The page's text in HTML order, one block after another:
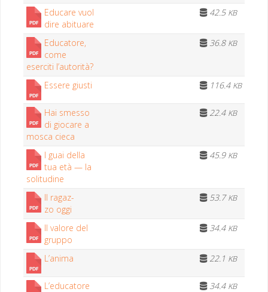
Edu­care vuol
dire abituare
42.5 KB
Edu­ca­tore,
come
eserci­ti l’autorità?
36.8 KB
Essere giusti 116.4 KB
Hai smes­so
di gio­care a
mosca cieca
22.4 KB
I guai del­la
tua età — la
solitudine
45.9 KB
Il ragaz­
zo oggi
53.7KB
Il val­ore del
gruppo
34.4 KB
L’anima 22.1 KB
L’educatore 34.4 KB